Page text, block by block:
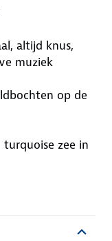
altijd knus,
muziek
op de
zee in